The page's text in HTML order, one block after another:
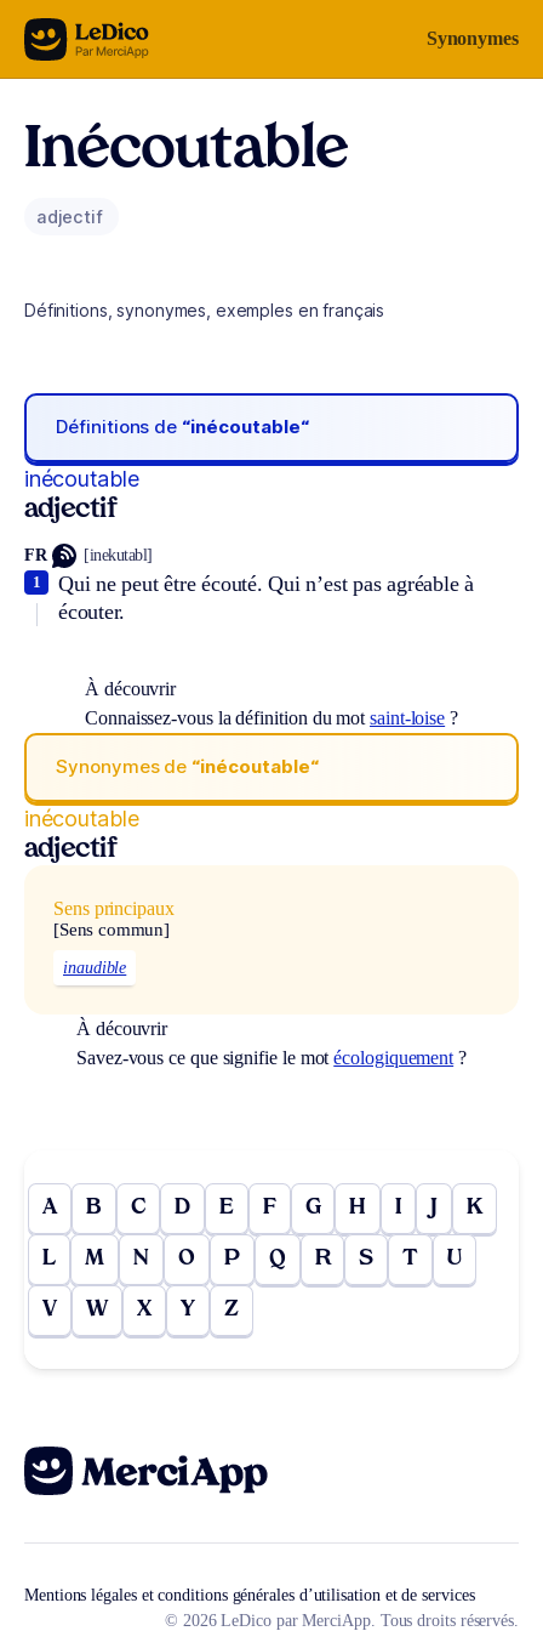
Aller au contenu Synonymes
Inécoutable
adjectif
Définitions, synonymes, exemples en français
Définitions de “inécoutable“
inécoutable
adjectif
FR [inekutabl]
Qui ne peut être écouté. Qui n’est pas agréable à
écouter.
1
À découvrir
Connaissez-vous la définition du motsaint-loise ?
Synonymes de “inécoutable“
inécoutable
adjectif
Sens principaux
[Sens commun]
inaudible
À découvrir
Savez-vous ce que signifie le motécologiquement ?
A B C D E F G H I J K
L M N O P Q R S T U
V W X Y Z
Mentions légales et conditions générales d’utilisation et de services
© 2026 LeDico par MerciApp. Tous droits réservés.